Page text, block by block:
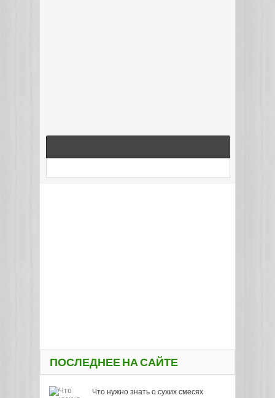
ПОСЛЕДНЕЕ НА САЙТЕ
Что нужно знать о сухих смесях